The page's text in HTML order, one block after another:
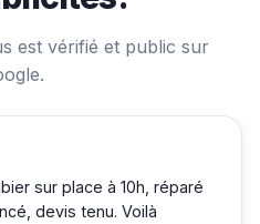
est vérifié et public sur
sur place à 10h, réparé
devis tenu. Voilà